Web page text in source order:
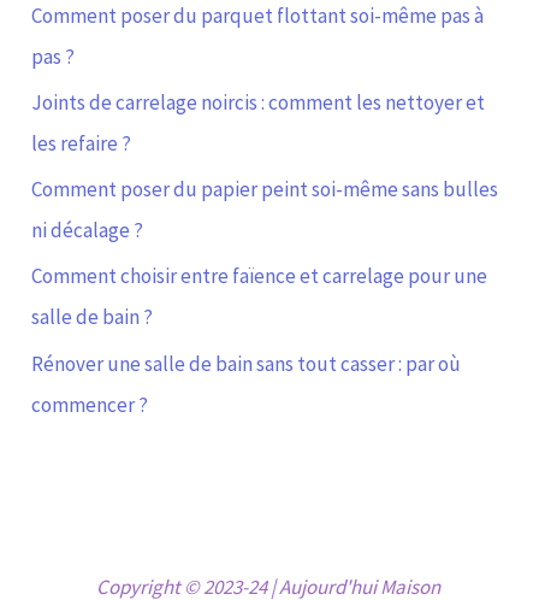
Comment poser du parquet flottant soi-même pas à
pas ?
Joints de carrelage noircis : comment les nettoyer et
les refaire ?
Comment poser du papier peint soi-même sans bulles
ni décalage ?
Comment choisir entre faïence et carrelage pour une
salle de bain ?
Rénover une salle de bain sans tout casser : par où
commencer ?
Copyright © 2023-24 | Aujourd'hui Maison